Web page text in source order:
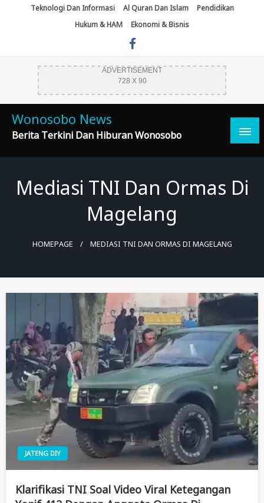
Teknologi Dan Informasi Al Quran Dan Islam
Pendidikan
Hukum & HAM
Ekonomi & Bisnis
ADVERTISEMENT
728 X 90
Wonosobo News
Berita Terkini Dan Hiburan Wonosobo
Mediasi TNI Dan Ormas Di
Magelang
HOMEPAGE MEDIASI TNI DAN ORMAS DI MAGELANG
JATENG DIY
Klarifikasi TNI Soal Video Viral Ketegangan